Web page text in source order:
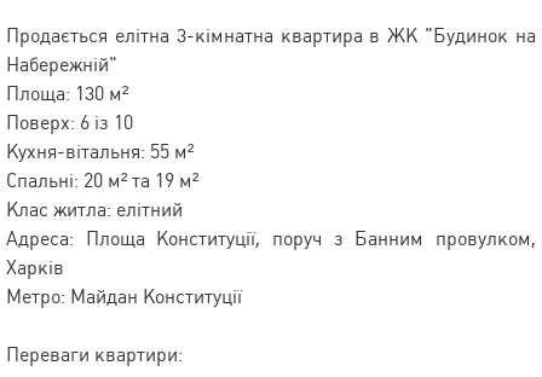
Продається елітна 3-кімнатна квартира в ЖК "Будинок на
Набережній"
Площа: 130 м²
Поверх: 6 із 10
Кухня-вітальня: 55 м²
Спальні: 20 м² та 19 м²
Клас житла: елітний
Адреса: Площа Конституції, поруч з Банним провулком,
Харків
Метро: Майдан Конституції
Переваги квартири: